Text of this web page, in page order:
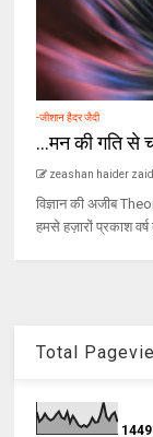
-जीशान हैदर जैदी
...मन की गति से
zeashan haider
विज्ञान की अजीब
हमसे हज़ारों प्रकाश
Total
1449